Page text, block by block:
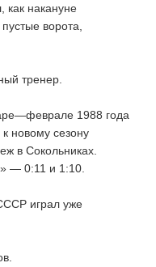
как накануне
ворота,
тренер.
1988 года
новому сезону
в Сокольниках.
— 0:11 и 1:10.
играл уже